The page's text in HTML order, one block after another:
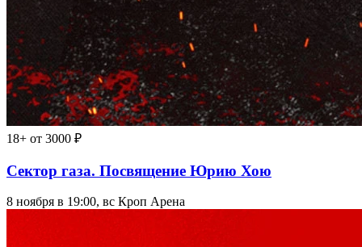
18+ от 3000 ₽
Сектор газа. Посвящение Юрию Хою
8 ноября в 19:00, вс Кроп Арена